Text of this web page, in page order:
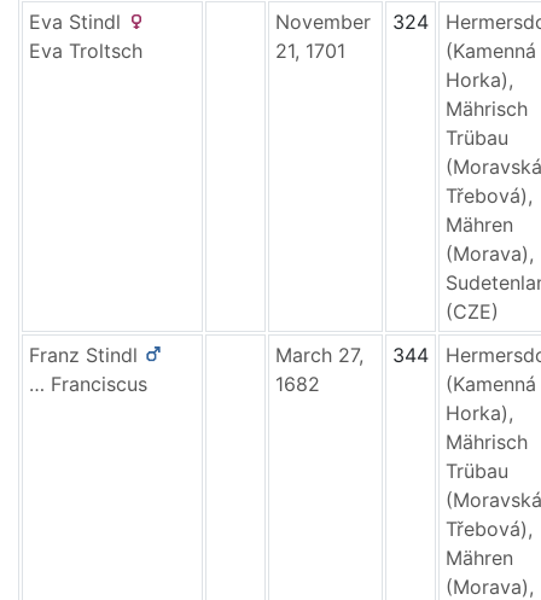
Eva Stindl
Eva Troltsch
November
21, 1701
324
(Kamenná
Horka),
Mährisch
Trübau
(Moravská
Třebová),
Mähren
(Morava),
(CZE)
Franz Stindl
… Franciscus
March 27,
1682
344
(Kamenná
Horka),
Mährisch
Trübau
(Moravská
Třebová),
Mähren
(Morava),